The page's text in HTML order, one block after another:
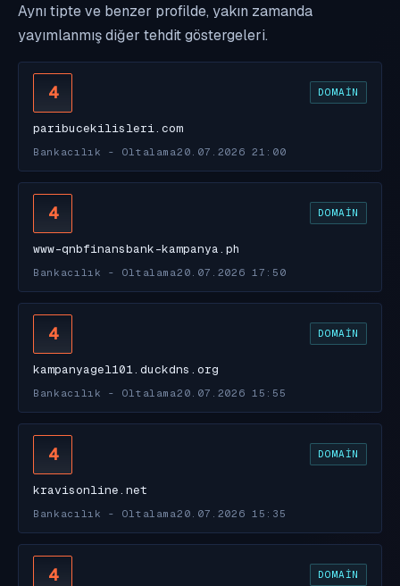
Aynı tipte ve benzer profilde, yakın zamanda
yayımlanmış diğer tehdit göstergeleri.
4 DOMAIN
paribucekilisleri.com
Bankacılık - Oltalama20.07.2026 21:00
4 DOMAIN
www-qnbfinansbank-kampanya.ph
Bankacılık - Oltalama20.07.2026 17:50
4 DOMAIN
kampanyagel101.duckdns.org
Bankacılık - Oltalama20.07.2026 15:55
4 DOMAIN
kravisonline.net
Bankacılık - Oltalama20.07.2026 15:35
4 DOMAIN